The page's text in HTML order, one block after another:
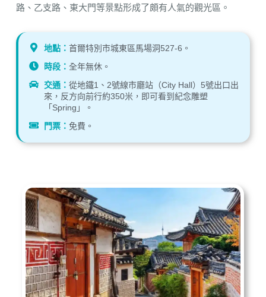
路、乙支路、東大門等景點形成了頗有人氣的觀光區。
地點：首爾特別市城東區馬場洞527-6。
時段：全年無休。
交通：從地鐵1、2號線市廳站（City Hall）5號出口出
來，反方向前行約350米，即可看到紀念雕塑
「Spring」。
門票：免費。